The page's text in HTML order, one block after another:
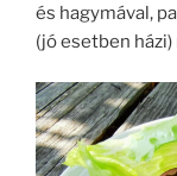
és hagymával,
(jó esetben